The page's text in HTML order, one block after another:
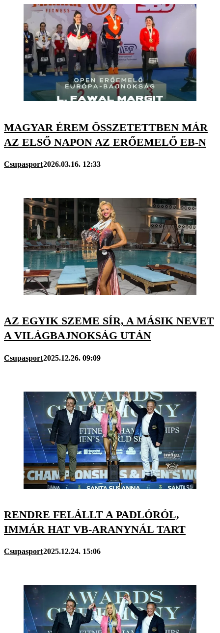
MAGYAR ÉREM ÖSSZETETTBEN MÁR
AZ ELSŐ NAPON AZ ERŐEMELŐ EB-N
Csupasport2026.03.16. 12:33
AZ EGYIK SZEME SÍR, A MÁSIK NEVET
A VILÁGBAJNOKSÁG UTÁN
Csupasport2025.12.26. 09:09
RENDRE FELÁLLT A PADLÓRÓL,
IMMÁR HAT VB-ARANYNÁL TART
Csupasport2025.12.24. 15:06